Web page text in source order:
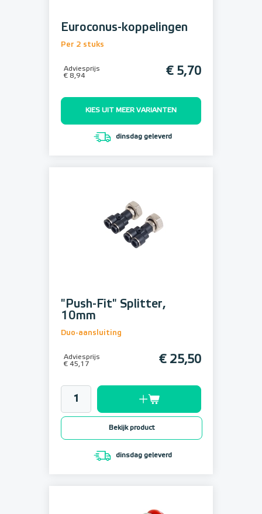
Euroconus-koppelingen
Per 2 stuks
Adviesprijs
€ 8,94
€ 5,70
KIES UIT MEER VARIANTEN
dinsdag geleverd
"Push-Fit" Splitter,
10mm
Duo-aansluiting
Adviesprijs
€ 45,17
€ 25,50
Bekijk product
dinsdag geleverd